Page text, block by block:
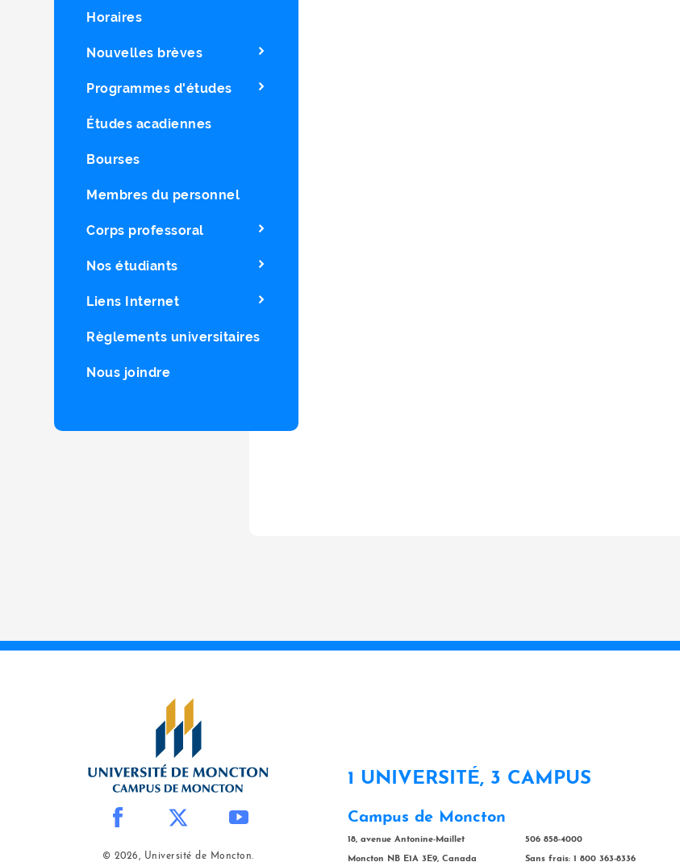
Horaires
Nouvelles brèves
Programmes d'études
Études acadiennes
Bourses
Membres du personnel
Corps professoral
Nos étudiants
Liens Internet
Règlements universitaires
Nous joindre
© 2026, Université de Moncton.
1 UNIVERSITÉ, 3 CAMPUS
Campus de Moncton
18, avenue Antonine-Maillet
Moncton NB E1A 3E9, Canada
506 858-4000
Sans frais: 1 800 363-8336